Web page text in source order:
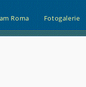
Roma Fotogalerie